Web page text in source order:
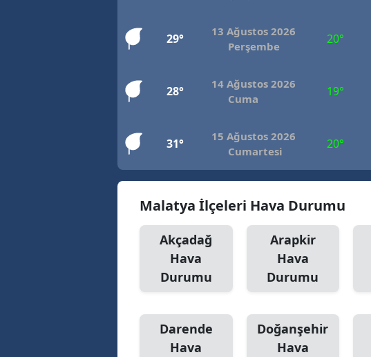
29°
13 Ağustos 2026
Perşembe
20°
28°
14 Ağustos 2026
Cuma
19°
31°
15 Ağustos 2026
Cumartesi
20°
Malatya İlçeleri Hava Durumu
Akçadağ
Hava
Durumu
Arapkir
Hava
Durumu
Darende
Hava
Doğanşehir
Hava